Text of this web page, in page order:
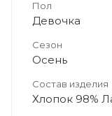
Пол
Девочка
Сезон
Осень
Состав изделия
Хлопок 98%